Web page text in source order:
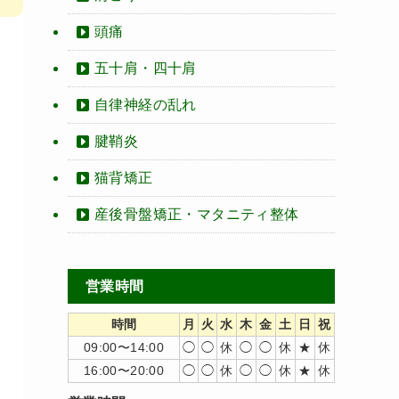
頭痛
五十肩・四十肩
自律神経の乱れ
腱鞘炎
猫背矯正
産後骨盤矯正・マタニティ整体
営業時間
時間 月 火 水 木 金 土 日
祝
09:00〜14:00
◯ ◯ 休 ◯ ◯ 休 ★ 休
16:00〜20:00
◯ ◯ 休 ◯ ◯ 休 ★ 休